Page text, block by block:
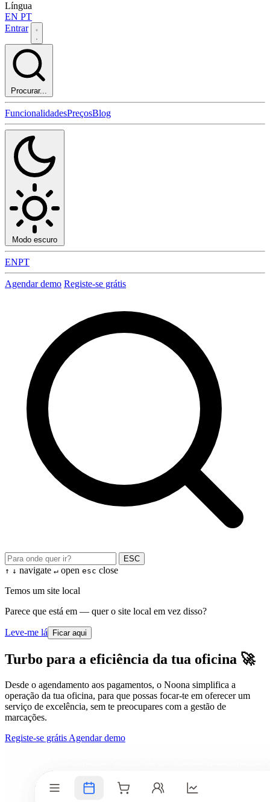
Língua
EN PT
Entrar
Procurar...
FuncionalidadesPreçosBlog
Modo escuro
ENPT
Agendar demo Registe-se grátis
ESC
↑ ↓ navigate ↵ open esc close
Temos um site local
Parece que está em — quer o site local em vez disso?
Leve-me lá Ficar aqui
Turbo para a eficiência da tua oficina 🚀
Desde o agendamento aos pagamentos, o Noona simplifica a
operação da tua oficina, para que possas focar-te em oferecer um
serviço de excelência, sem te preocupares com a gestão de
marcações.
Registe-se grátis Agendar demo